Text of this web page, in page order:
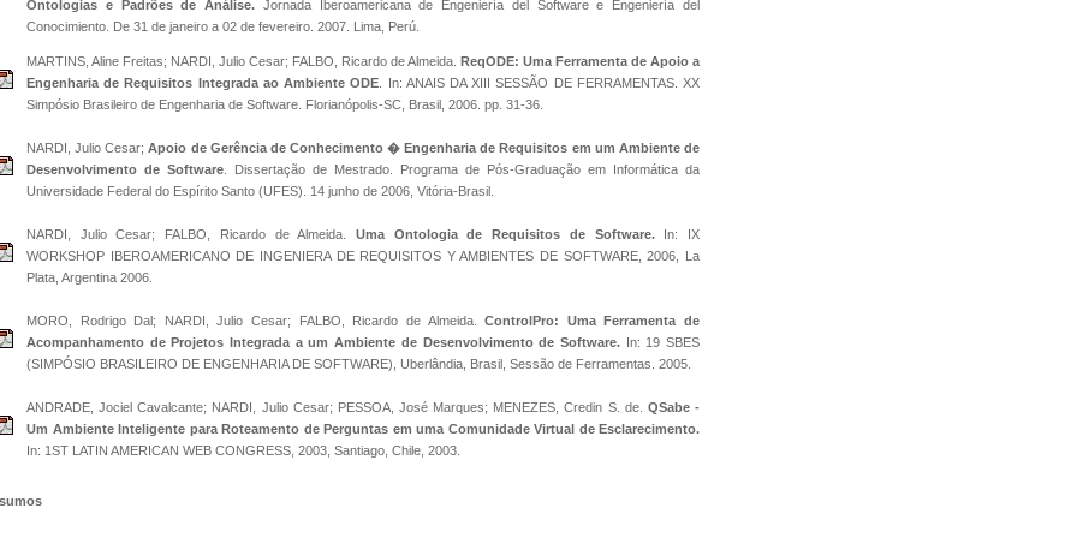
Ontologias e Padrões de Análise. Jornada Iberoamericana de Engeniería del Software e Engeniería del
Conocimiento. De 31 de janeiro a 02 de fevereiro. 2007. Lima, Perú.
MARTINS, Aline Freitas; NARDI, Julio Cesar; FALBO, Ricardo de Almeida. ReqODE: Uma Ferramenta de Apoio a
Engenharia de Requisitos Integrada ao Ambiente ODE . In: ANAIS DA XIII SESSÃO DE FERRAMENTAS. XX
Simpósio Brasileiro de Engenharia de Software. Florianópolis-SC, Brasil, 2006. pp. 31-36.
NARDI, Julio Cesar;Apoio de Gerência de Conhecimento � Engenharia de Requisitos em um Ambiente de
Desenvolvimento de Software . Dissertação de Mestrado. Programa de Pós-Graduação em Informática da
Universidade Federal do Espírito Santo (UFES). 14 junho de 2006, Vitória-Brasil.
NARDI, Julio Cesar; FALBO, Ricardo de Almeida. Uma Ontologia de Requisitos de Software.In: IX
WORKSHOP IBEROAMERICANO DE INGENIERA DE REQUISITOS Y AMBIENTES DE SOFTWARE, 2006, La
Plata, Argentina 2006.
MORO, Rodrigo Dal; NARDI, Julio Cesar; FALBO, Ricardo de Almeida.ControlPro: Uma Ferramenta de
Acompanhamento de Projetos Integrada a um Ambiente de Desenvolvimento de Software.In: 19 SBES
(SIMPÓSIO BRASILEIRO DE ENGENHARIA DE SOFTWARE), Uberlândia, Brasil, Sessão de Ferramentas. 2005.
ANDRADE, Jociel Cavalcante; NARDI, Julio Cesar; PESSOA, José Marques; MENEZES, Credin S. de. QSabe -
Um Ambiente Inteligente para Roteamento de Perguntas em uma Comunidade Virtual de Esclarecimento.
In: 1ST LATIN AMERICAN WEB CONGRESS, 2003, Santiago, Chile, 2003.